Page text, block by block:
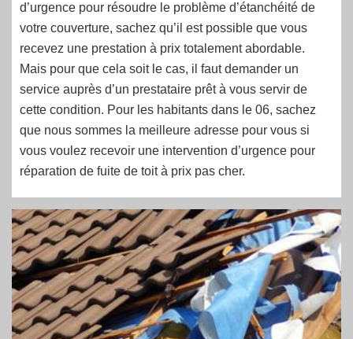
d’urgence pour résoudre le problème d’étanchéité de
votre couverture, sachez qu’il est possible que vous
recevez une prestation à prix totalement abordable.
Mais pour que cela soit le cas, il faut demander un
service auprès d’un prestataire prêt à vous servir de
cette condition. Pour les habitants dans le 06, sachez
que nous sommes la meilleure adresse pour vous si
vous voulez recevoir une intervention d’urgence pour
réparation de fuite de toit à prix pas cher.